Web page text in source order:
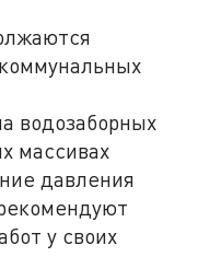
водозаборных
массивах
давления
у своих